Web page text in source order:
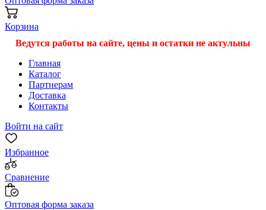
Корзина
Ведутся работы на сайте, цены и остатки не актульны
Главная
Каталог
Партнерам
Доставка
Контакты
Войти на сайт
Избранное
Сравнение
Оптовая форма заказа